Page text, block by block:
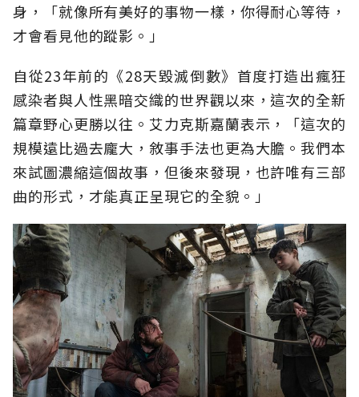
身，「就像所有美好的事物一樣，你得耐心等待，
才會看見他的蹤影。」
自從23年前的《28天毀滅倒數》首度打造出瘋狂
感染者與人性黑暗交織的世界觀以來，這次的全新
篇章野心更勝以往。艾力克斯嘉蘭表示，「這次的
規模遠比過去龐大，敘事手法也更為大膽。我們本
來試圖濃縮這個故事，但後來發現，也許唯有三部
曲的形式，才能真正呈現它的全貌。」